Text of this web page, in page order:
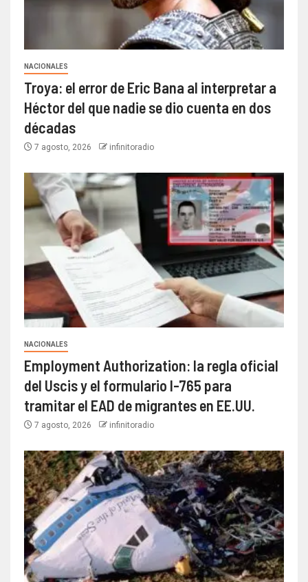
NACIONALES
Troya: el error de Eric Bana al interpretar a
Héctor del que nadie se dio cuenta en dos
décadas
7 agosto, 2026 infinitoradio
NACIONALES
Employment Authorization: la regla oficial
del Uscis y el formulario I-765 para
tramitar el EAD de migrantes en EE.UU.
7 agosto, 2026 infinitoradio